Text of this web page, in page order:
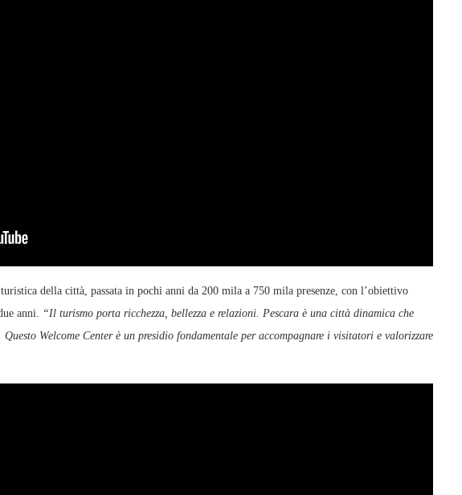
della città, passata in pochi anni da 200 mila a 750 mila presenze, con l’obiettivo
anni.
“Il turismo porta ricchezza, bellezza e relazioni. Pescara è una città dinamica che
Welcome Center è un presidio fondamentale per accompagnare i visitatori e valorizzare